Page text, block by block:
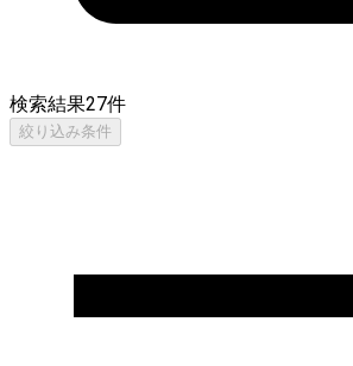
検索結果27件
絞り込み条件